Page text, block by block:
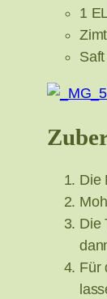
1
Zimt
Die
Die
Für